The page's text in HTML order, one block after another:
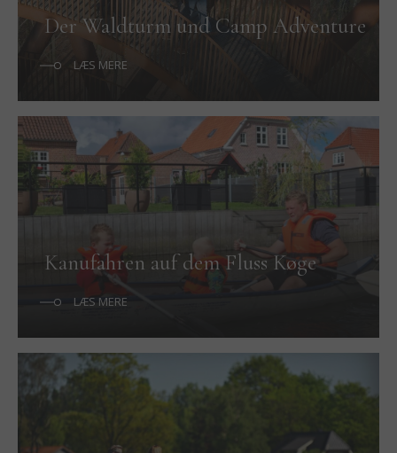
Der Waldturm und Camp Adventure
LÆS MERE
Kanufahren auf dem Fluss Køge
LÆS MERE